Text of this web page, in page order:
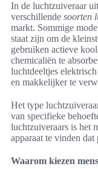
In de luchtzuiveraar
verschillende soorten
markt. Sommige
staat zijn om de
gebruiken actieve
chemicaliën te
luchtdeeltjes
en makkelijker te
Het type
van specifieke
luchtzuiveraars is het
apparaat te vinden
Waarom kiezen